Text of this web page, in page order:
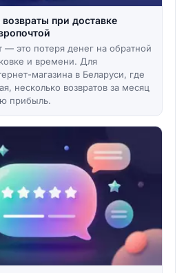
возвраты при доставке
— это потеря денег на обратной
и времени. Для
магазина в Беларуси, где
несколько возвратов за месяц
прибыль.